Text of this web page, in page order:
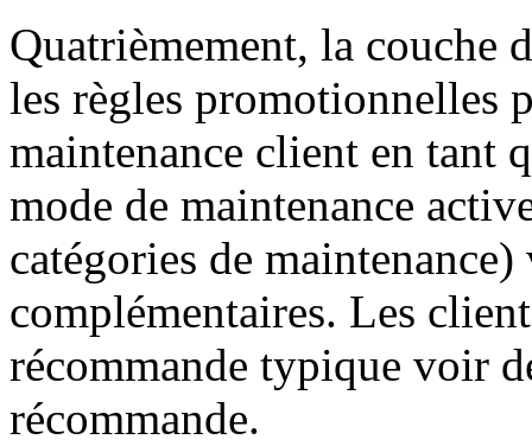
Quatrièmement, la couche
les règles promotionnelles
maintenance client en tant
mode de maintenance
catégories de
complémentaires. Les
récommande typique voir
récommande.